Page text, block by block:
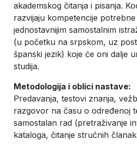
akademskog čitanja i pisanja.
razvijaju kompetencije
jednostavnijim samostalnim
(u početku na srpskom, uz
španski jezik) koje će oni dalje
studija.
Metodologija i oblici nastave:
Predavanja, testovi znanja,
razgovor na času o određenoj
samostalan rad (pretraživanje
kataloga, čitanje stručnih